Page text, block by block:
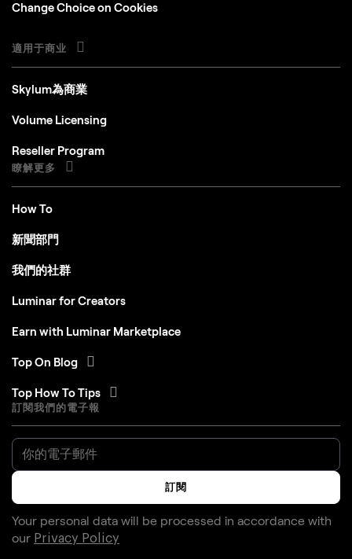
Change Choice on Cookies
適用于商业
Skylum為商業
Volume Licensing
Reseller Program
瞭解更多
How To
新聞部門
我們的社群
Luminar for Creators
Earn with Luminar Marketplace
Top On Blog
Top How To Tips
訂閱我們的電子報
訂閱
Your personal data will be processed in accordance with
our Privacy Policy